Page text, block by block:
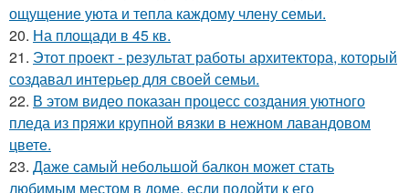
ощущение уюта и тепла каждому члену семьи.
20. На площади в 45 кв.
21. Этот проект - результат работы архитектора, который
создавал интерьер для своей семьи.
22. В этом видео показан процесс создания уютного
пледа из пряжи крупной вязки в нежном лавандовом
цвете.
23. Даже самый небольшой балкон может стать
любимым местом в доме, если подойти к его